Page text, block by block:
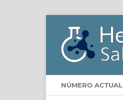
NÚMERO ACTUAL